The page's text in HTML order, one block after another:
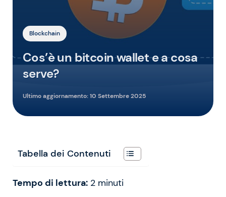
Blockchain
Cos’è un bitcoin wallet e a cosa
serve?
Ultimo aggiornamento:10 Settembre 2025
Tabella dei Contenuti
Tempo di lettura: 2 minuti